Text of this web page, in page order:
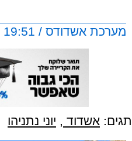
מערכת אשדודס / 19:51 07.03.24
תגים: אשדוד , יוני נתניהו